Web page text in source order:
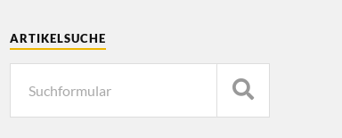
ARTIKELSUCHE